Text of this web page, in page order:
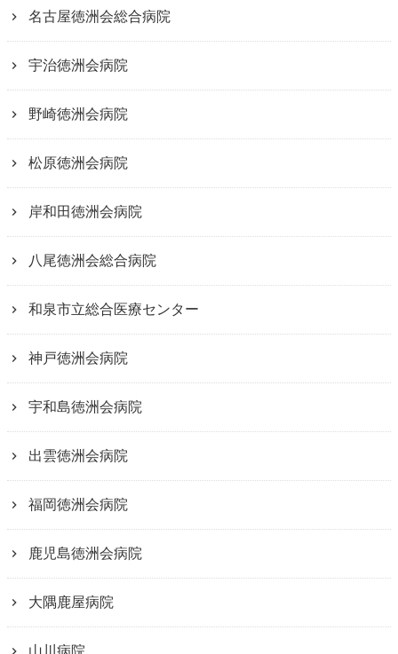
名古屋徳洲会総合病院
宇治徳洲会病院
野崎徳洲会病院
松原徳洲会病院
岸和田徳洲会病院
八尾徳洲会総合病院
和泉市立総合医療センター
神戸徳洲会病院
宇和島徳洲会病院
出雲徳洲会病院
福岡徳洲会病院
鹿児島徳洲会病院
大隅鹿屋病院